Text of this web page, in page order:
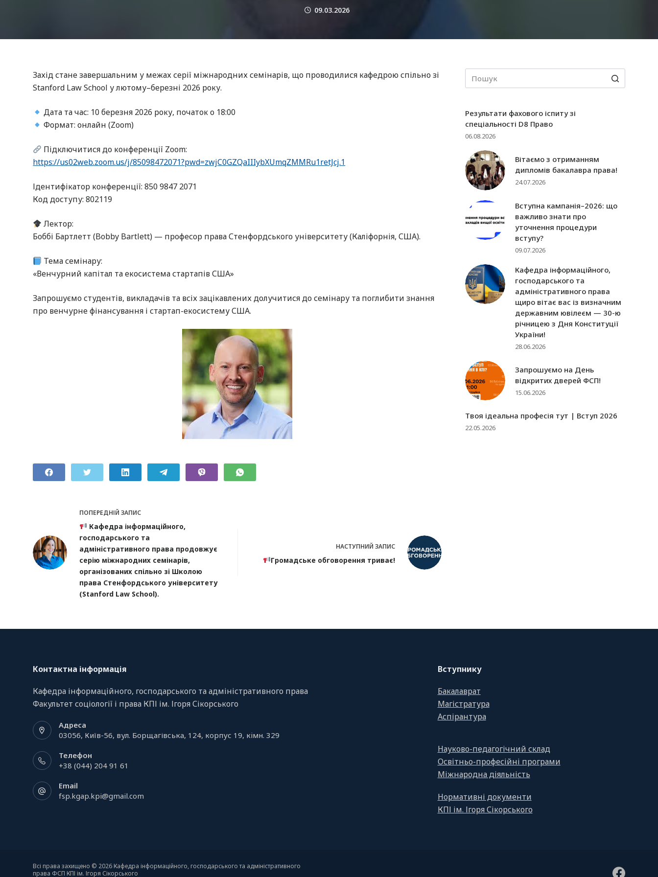
09.03.2026
Захід стане завершальним у межах серії міжнародних семінарів, що проводилися кафедрою спільно зі
Stanford Law School у лютому–березні 2026 року.
Дата та час: 10 березня 2026 року, початок о 18:00
Формат: онлайн (Zoom)
Підключитися до конференції Zoom:
https://us02web.zoom.us/j/85098472071?pwd=zwjC0GZQaIIIybXUmqZMMRu1retJcj.1
Ідентифікатор конференції: 850 9847 2071
Код доступу: 802119
Лектор:
Боббі Бартлетт (Bobby Bartlett) — професор права Стенфордського університету (Каліфорнія, США).
Тема семінару:
«Венчурний капітал та екосистема стартапів США»
Запрошуємо студентів, викладачів та всіх зацікавлених долучитися до семінару та поглибити знання
про венчурне фінансування і стартап-екосистему США.
ПОПЕРЕДНІЙЗАПИС
Кафедра інформаційного,
господарського та
адміністративного права продовжує
серію міжнародних семінарів,
організованих спільно зі Школою
права Стенфордського університету
(Stanford Law School).
НАСТУПНИЙ ЗАПИС
Громадське обговорення триває!
Результати фахового іспиту зі
спеціальності D8 Право
06.08.2026
Вітаємо з отриманням
дипломів бакалавра права!
24.07.2026
Вступна кампанія–2026: що
важливо знати про
уточнення процедури
вступу?
09.07.2026
Кафедра інформаційного,
господарського та
адміністративного права
щиро вітає вас із визначним
державним ювілеєм — 30-ю
річницею з Дня Конституції
України!
28.06.2026
Запрошуємо на День
відкритих дверей ФСП!
15.06.2026
Твоя ідеальна професія тут | Вступ 2026
22.05.2026
Контактна інформація
Кафедра інформаційного, господарського та адміністративного права
Факультет соціології і права КПІ ім. Ігоря Сікорського
Адреса
03056, Київ-56, вул. Борщагівська, 124, корпус 19, кiмн. 329
Телефон
+38 (044) 204 91 61
Email
fsp.kgap.kpi@gmail.com
Вступнику
Бакалаврат
Магістратура
Аспірантура
Науково-педагогічний склад
Освітньо-професійні програми
Міжнародна діяльність
Нормативні документи
КПІ ім. Ігоря Сікорського
Всі права захищено © 2026 Кафедра інформаційного, господарського та адміністративного
права ФСП КПІ ім. Ігоря Сікорського